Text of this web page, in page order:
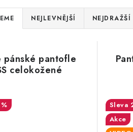
NEJLEVNĚJŠÍ NEJDRAŽŠÍ
pánské pantofle
celokožené
Akce